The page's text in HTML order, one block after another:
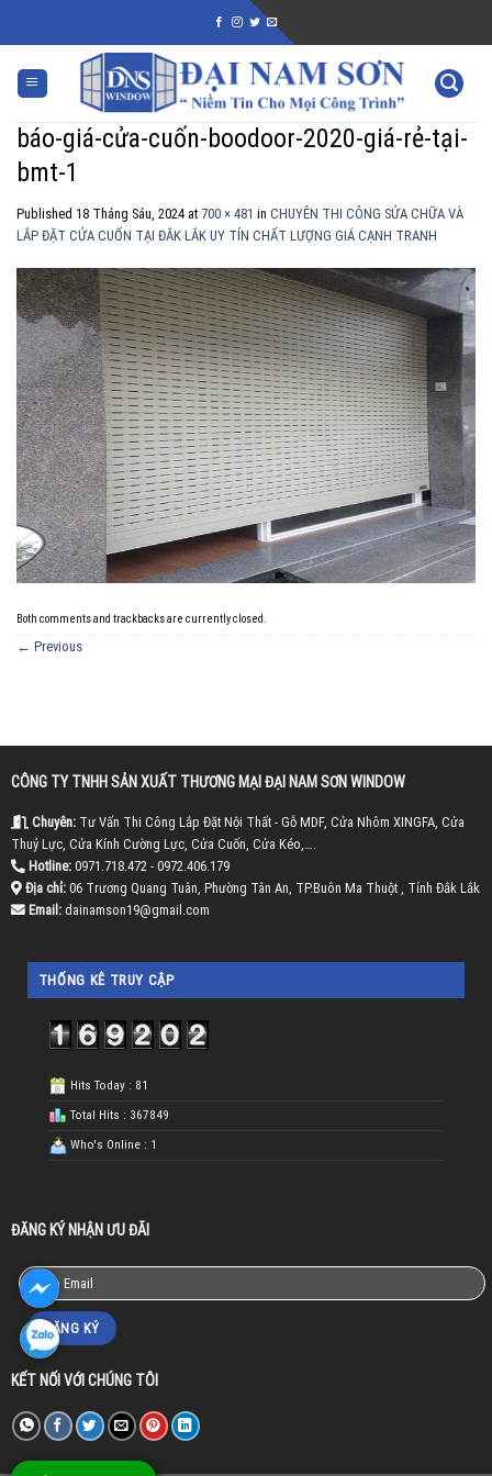
báo-giá-cửa-cuốn-boodoor-2020-giá-rẻ-tại-
bmt-1
Published 18 Tháng Sáu, 2024 at 700 × 481 in CHUYÊN THI CÔNG SỬA CHỮA VÀ
LẮP ĐẶT CỬA CUỐN TẠI ĐẮK LẮK UY TÍN CHẤT LƯỢNG GIÁ CẠNH TRANH
Both comments and trackbacks are currently closed.
← Previous
CÔNG TY TNHH SẢN XUẤT THƯƠNG MẠI ĐẠI NAM SƠN WINDOW
Chuyên:Tư Vấn Thi Công Lắp Đặt Nội Thất - Gỗ MDF, Cửa Nhôm XINGFA, Cửa
Thuỷ Lực, Cửa Kính Cường Lực, Cửa Cuốn, Cửa Kéo,….
Hotline:0971.718.472 - 0972.406.179
Địa chỉ:06 Trương Quang Tuân, Phường Tân An, TP.Buôn Ma Thuột , Tỉnh Đắk Lắk
Email:dainamson19@gmail.com
THỐNG KÊ TRUY CẬP
Hits Today : 81
Total Hits : 367849
Who's Online : 1
ĐĂNG KÝ NHẬN ƯU ĐÃI
KẾT NỐI VỚI CHÚNG TÔI